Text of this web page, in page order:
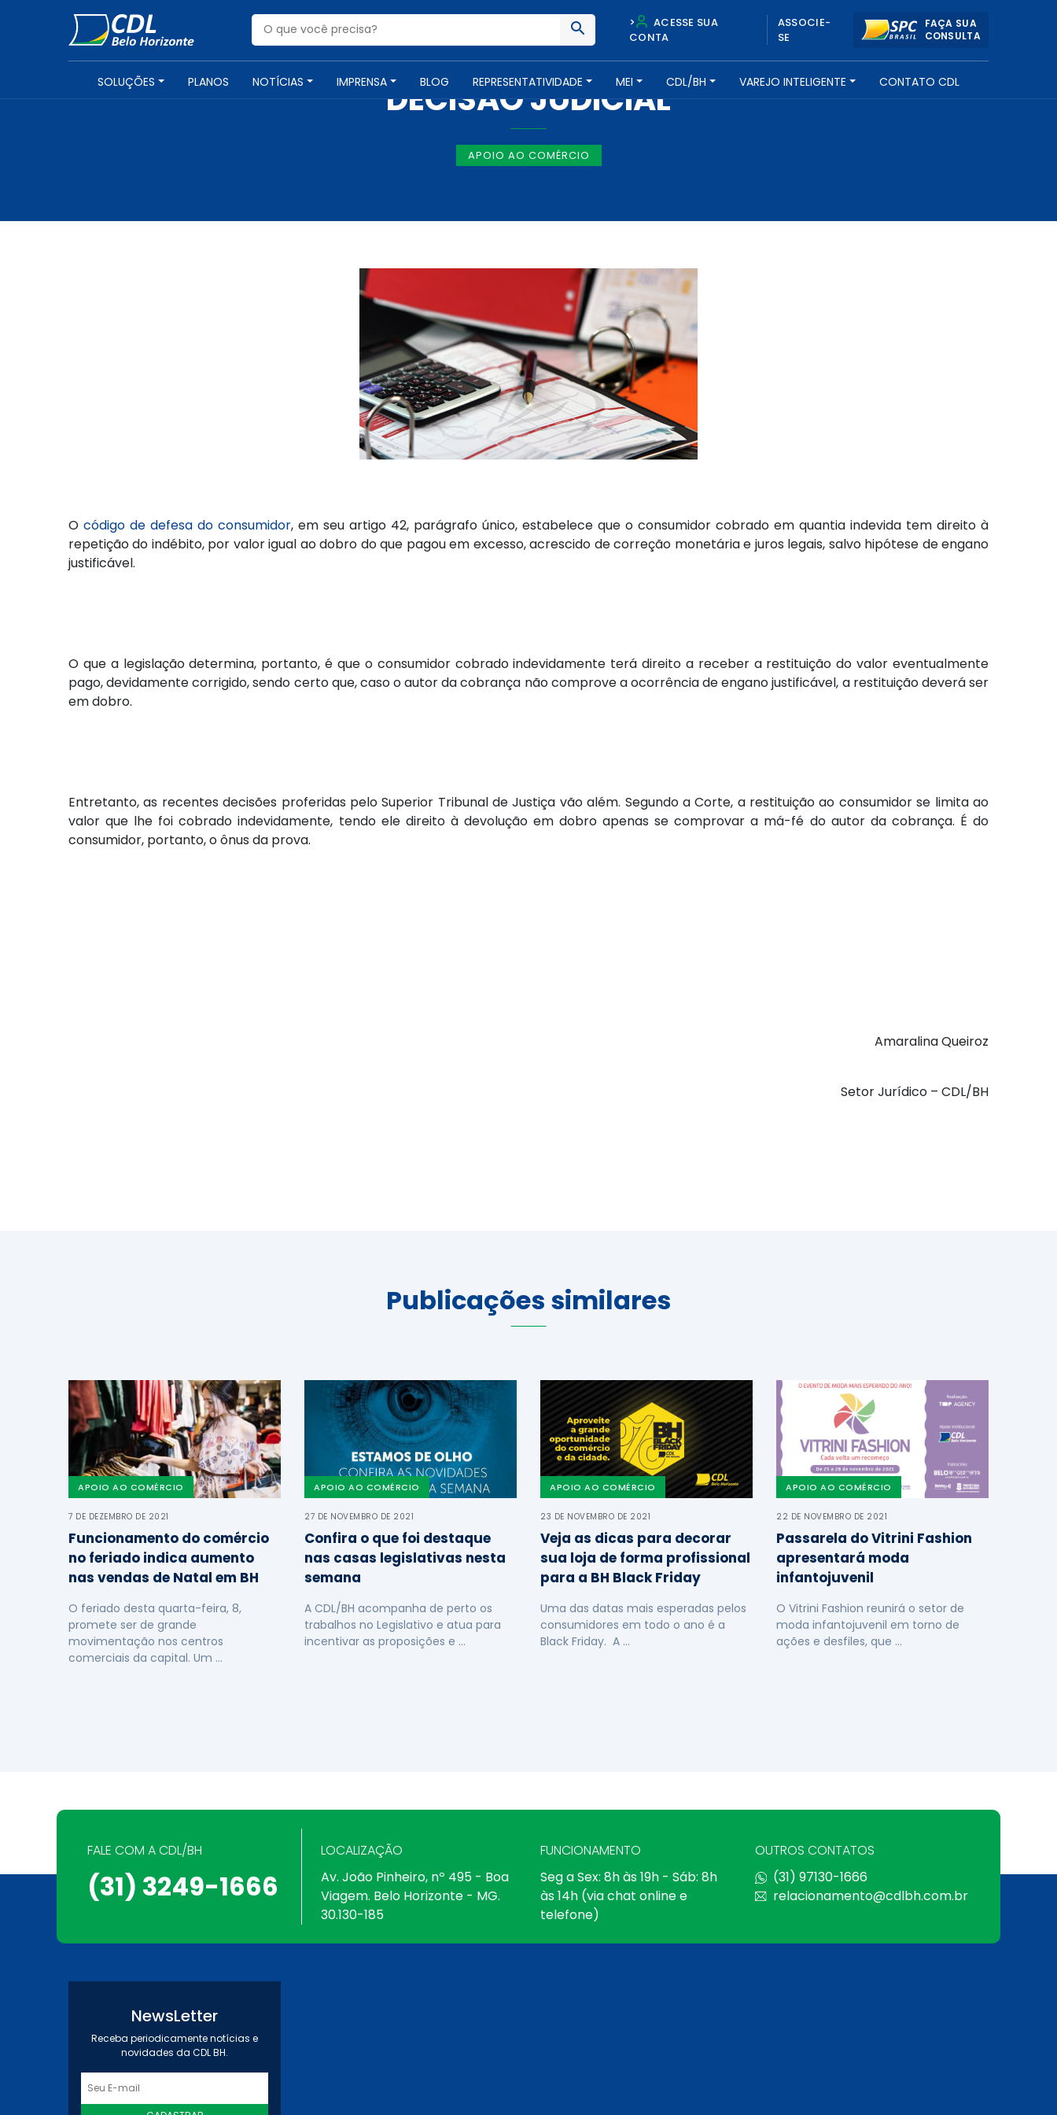
>
ACESSE SUA
CONTA
ASSOCIE-
SE
FAÇA SUA
CONSULTA
SOLUÇÕES PLANOS NOTÍCIAS IMPRENSA BLOG REPRESENTATIVIDADE MEI CDL/BH VAREJO INTELIGENTE CONTATO CDL
NOTÍCIAS -31 DE MARÇO DE 2016
DECISÃO JUDICIAL
APOIO AO COMÉRCIO
O código de defesa do consumidor, em seu artigo 42, parágrafo único, estabelece que o consumidor cobrado em quantia indevida tem direito à
repetição do indébito, por valor igual ao dobro do que pagou em excesso, acrescido de correção monetária e juros legais, salvo hipótese de engano
justificável.
O que a legislação determina, portanto, é que o consumidor cobrado indevidamente terá direito a receber a restituição do valor eventualmente
pago, devidamente corrigido, sendo certo que, caso o autor da cobrança não comprove a ocorrência de engano justificável, a restituição deverá ser
em dobro.
Entretanto, as recentes decisões proferidas pelo Superior Tribunal de Justiça vão além. Segundo a Corte, a restituição ao consumidor se limita ao
valor que lhe foi cobrado indevidamente, tendo ele direito à devolução em dobro apenas se comprovar a má-fé do autor da cobrança. É do
consumidor, portanto, o ônus da prova.
Amaralina Queiroz
Setor Jurídico – CDL/BH
Publicações similares
APOIO AO COMÉRCIO
7 DE DEZEMBRO DE 2021
Funcionamento do comércio
no feriado indica aumento
nas vendas de Natal em BH
O feriado desta quarta-feira, 8,
promete ser de grande
movimentação nos centros
comerciais da capital. Um …
APOIO AO COMÉRCIO
27 DE NOVEMBRO DE 2021
Confira o que foi destaque
nas casas legislativas nesta
semana
A CDL/BH acompanha de perto os
trabalhos no Legislativo e atua para
incentivar as proposições e …
APOIO AO COMÉRCIO
23 DE NOVEMBRO DE 2021
Veja as dicas para decorar
sua loja de forma profissional
para a BH Black Friday
Uma das datas mais esperadas pelos
consumidores em todo o ano é a
Black Friday. A …
APOIO AO COMÉRCIO
22 DE NOVEMBRO DE 2021
Passarela do Vitrini Fashion
apresentará moda
infantojuvenil
O Vitrini Fashion reunirá o setor de
moda infantojuvenil em torno de
ações e desfiles, que …
FALE COM A CDL/BH
(31) 3249-1666
LOCALIZAÇÃO
Av. João Pinheiro, nº 495 - Boa
Viagem. Belo Horizonte - MG.
30.130-185
FUNCIONAMENTO
Seg a Sex: 8h às 19h - Sáb: 8h
às 14h (via chat online e
telefone)
OUTROS CONTATOS
(31) 97130-1666
relacionamento@cdlbh.com.br
NewsLetter
Receba periodicamente notícias e
novidades da CDL BH.